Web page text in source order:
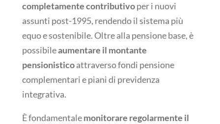
completamente contributivoper i nuovi
assunti post-1995, rendendo il sistema più
equo e sostenibile. Oltre alla pensione base, è
possibileaumentare il montante
pensionisticoattraverso fondi pensione
complementari e piani di previdenza
integrativa.
È fondamentalemonitorare regolarmente il